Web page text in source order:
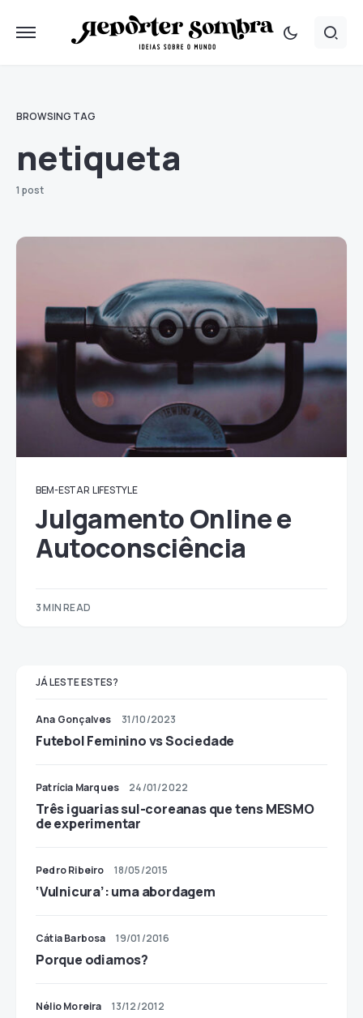
BROWSING TAG
netiqueta
1 post
BEM-ESTAR LIFESTYLE
Julgamento Online e
Autoconsciência
3 MIN READ
JÁ LESTE ESTES?
Ana Gonçalves 31/10/2023
Futebol Feminino vs Sociedade
Patrícia Marques 24/01/2022
Três iguarias sul-coreanas que tens MESMO
de experimentar
Pedro Ribeiro 18/05/2015
‘Vulnicura’: uma abordagem
Cátia Barbosa 19/01/2016
Porque odiamos?
Nélio Moreira 13/12/2012